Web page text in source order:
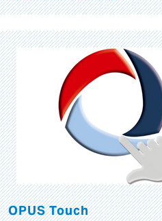
OPUS Touch